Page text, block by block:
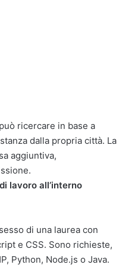
ricercare in base a
dalla propria città. La
aggiuntiva,
lavoro all’interno
di una laurea con
e CSS. Sono richieste,
Python, Node.js o Java.